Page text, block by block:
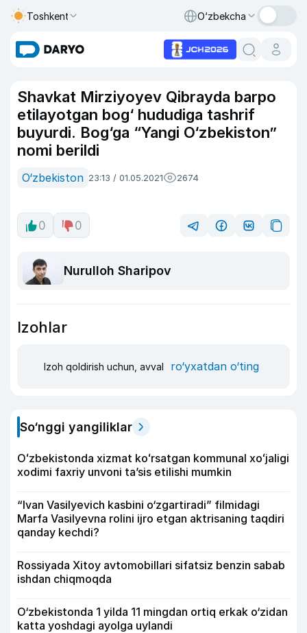
Toshkent O‘zbekcha
Shavkat Mirziyoyev Qibrayda barpo
etilayotgan bog‘ hududiga tashrif
buyurdi. Bog‘ga “Yangi O‘zbekiston”
nomi berildi
O‘zbekiston 23:13 / 01.05.2021 2674
0 0
Nurulloh Sharipov
Izohlar
Izoh qoldirish uchun, avval ro‘yxatdan o‘ting
So‘nggi yangiliklar
Oʻzbekistonda xizmat koʻrsatgan kommunal xoʻjaligi
xodimi faxriy unvoni taʼsis etilishi mumkin
“Ivan Vasilyevich kasbini o‘zgartiradi” filmidagi
Marfa Vasilyevna rolini ijro etgan aktrisaning taqdiri
qanday kechdi?
Rossiyada Xitoy avtomobillari sifatsiz benzin sabab
ishdan chiqmoqda
O‘zbekistonda 1 yilda 11 mingdan ortiq erkak o‘zidan
katta yoshdagi ayolga uylandi